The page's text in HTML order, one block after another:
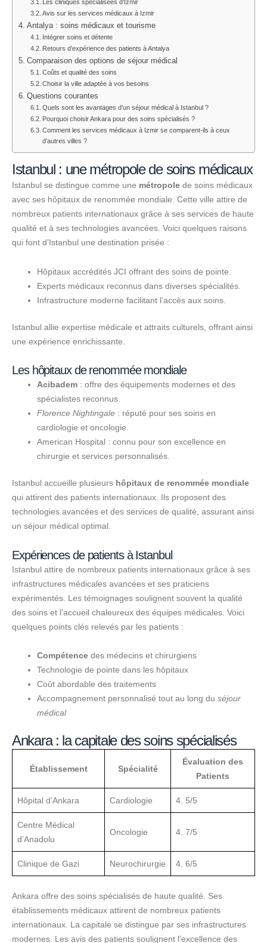
Les cliniques spécialisées d’Izmir
Avis sur les services médicaux à Izmir
Antalya : soins médicaux et tourisme
Intégrer soins et détente
Retours d’expérience des patients à Antalya
Comparaison des options de séjour médical
Coûts et qualité des soins
Choisir la ville adaptée à vos besoins
Questions courantes
Quels sont les avantages d’un séjour médical à Istanbul ?
Pourquoi choisir Ankara pour des soins spécialisés ?
Comment les services médicaux à Izmir se comparent-ils à ceux
d’autres villes ?
Istanbul : une métropole de soins médicaux
Istanbul se distingue comme une métropole de soins médicaux
avec ses hôpitaux de renommée mondiale. Cette ville attire de
nombreux patients internationaux grâce à ses services de haute
qualité et à ses technologies avancées. Voici quelques raisons
qui font d’Istanbul une destination prisée :
Hôpitaux accrédités JCI offrant des soins de pointe.
Experts médicaux reconnus dans diverses spécialités.
Infrastructure moderne facilitant l’accès aux soins.
Istanbul allie expertise médicale et attraits culturels, offrant ainsi
une expérience enrichissante.
Les hôpitaux de renommée mondiale
Acibadem : offre des équipements modernes et des
spécialistes reconnus.
Florence Nightingale : réputé pour ses soins en
cardiologie et oncologie.
American Hospital : connu pour son excellence en
chirurgie et services personnalisés.
Istanbul accueille plusieurs hôpitaux de renommée mondiale
qui attirent des patients internationaux. Ils proposent des
technologies avancées et des services de qualité, assurant ainsi
un séjour médical optimal.
Expériences de patients à Istanbul
Istanbul attire de nombreux patients internationaux grâce à ses
infrastructures médicales avancées et ses praticiens
expérimentés. Les témoignages soulignent souvent la qualité
des soins et l’accueil chaleureux des équipes médicales. Voici
quelques points clés relevés par les patients :
Compétence des médecins et chirurgiens
Technologie de pointe dans les hôpitaux
Coût abordable des traitements
Accompagnement personnalisé tout au long du séjour
médical
Ankara : la capitale des soins spécialisés
Établissement Spécialité
Évaluation des
Patients
Hôpital d’Ankara Cardiologie 4. 5/5
Centre Médical
d’Anadolu
Oncologie 4. 7/5
Clinique de Gazi Neurochirurgie 4. 6/5
Ankara offre des soins spécialisés de haute qualité. Ses
établissements médicaux attirent de nombreux patients
internationaux. La capitale se distingue par ses infrastructures
modernes. Les avis des patients soulignent l’excellence des